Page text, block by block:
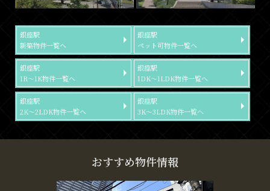
銀座駅
新築物件一覧へ
銀座駅
ペット可物件一覧へ
銀座駅
1R～1K物件一覧へ
銀座駅
1DK～1LDK物件一覧へ
銀座駅
2K～2LDK物件一覧へ
銀座駅
3K～3LDK物件一覧へ
おすすめ物件情報